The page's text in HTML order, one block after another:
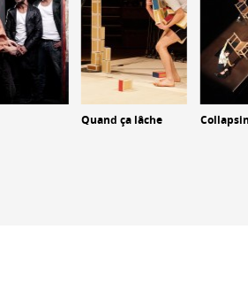
Quand ça lâche